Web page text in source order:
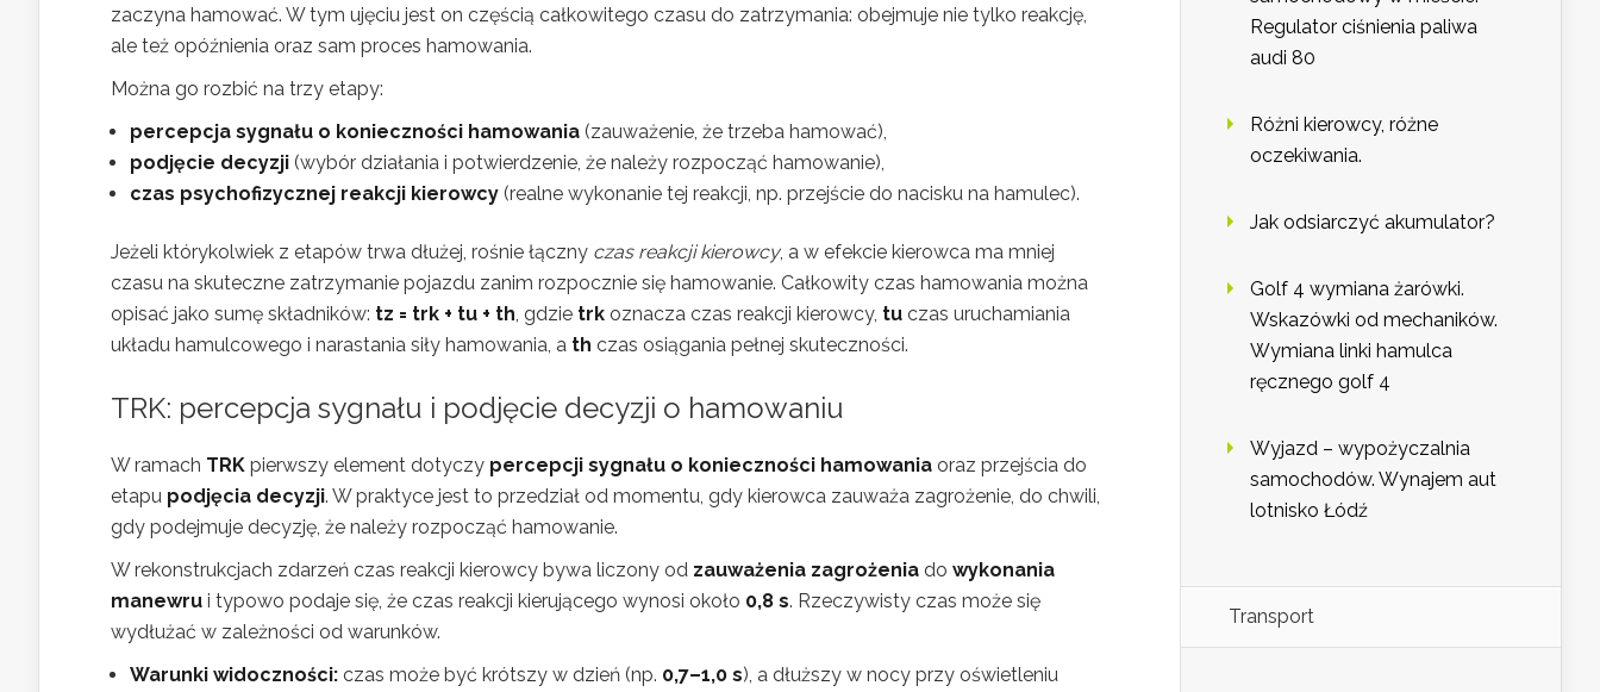
zaczyna hamować. W tym ujęciu jest on częścią całkowitego czasu do zatrzymania: obejmuje nie tylko reakcję,
ale też opóźnienia oraz sam proces hamowania.
Można go rozbić na trzy etapy:
percepcja sygnału o konieczności hamowania (zauważenie, że trzeba hamować),
podjęcie decyzji (wybór działania i potwierdzenie, że należy rozpocząć hamowanie),
czas psychofizycznej reakcji kierowcy (realne wykonanie tej reakcji, np. przejście do nacisku na hamulec).
Jeżeli którykolwiek z etapów trwa dłużej, rośnie łączny czas reakcji kierowcy, a w efekcie kierowca ma mniej
czasu na skuteczne zatrzymanie pojazdu zanim rozpocznie się hamowanie. Całkowity czas hamowania można
opisać jako sumę składników: tz = trk + tu + th , gdzie trk oznacza czas reakcji kierowcy, tu czas uruchamiania
układu hamulcowego i narastania siły hamowania, a th czas osiągania pełnej skuteczności.
TRK: percepcja sygnału i podjęcie decyzji o hamowaniu
W ramach TRK pierwszy element dotyczy percepcji sygnału o konieczności hamowania oraz przejścia do
etapu podjęcia decyzji. W praktyce jest to przedział od momentu, gdy kierowca zauważa zagrożenie, do chwili,
gdy podejmuje decyzję, że należy rozpocząć hamowanie.
W rekonstrukcjach zdarzeń czas reakcji kierowcy bywa liczony od zauważenia zagrożenia do wykonania
manewru i typowo podaje się, że czas reakcji kierującego wynosi około 0,8 s. Rzeczywisty czas może się
wydłużać w zależności od warunków.
Warunki widoczności: czas może być krótszy w dzień (np. 0,7–1,0 s), a dłuższy w nocy przy oświetleniu
Regulator ciśnienia paliwa
audi 80
Różni kierowcy, różne
oczekiwania.
Jak odsiarczyć akumulator?
Golf 4 wymiana żarówki.
Wskazówki od mechaników.
Wymiana linki hamulca
ręcznego golf 4
Wyjazd – wypożyczalnia
samochodów. Wynajem aut
lotnisko Łódź
Transport